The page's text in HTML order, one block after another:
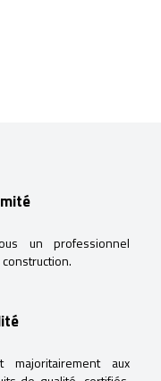
un professionnel
aux